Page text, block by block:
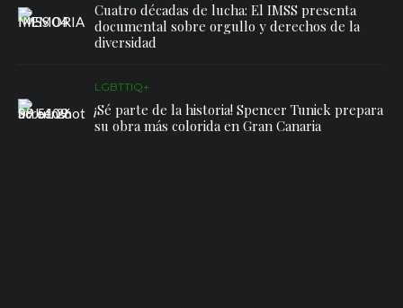
Cuatro décadas de lucha: El IMSS presenta
documental sobre orgullo y derechos de la
diversidad
LGBTTIQ+
¡Sé parte de la historia! Spencer Tunick prepara
su obra más colorida en Gran Canaria